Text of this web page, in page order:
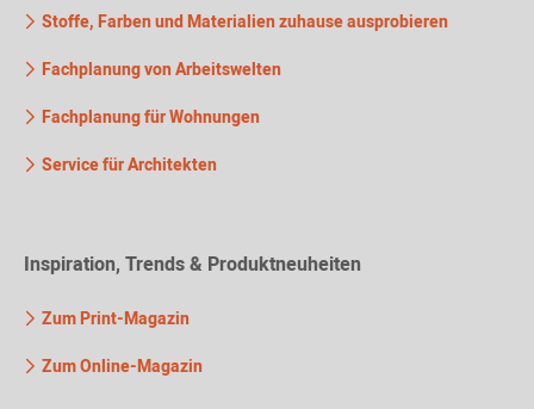
Stoffe, Farben und Materialien zuhause ausprobieren
Fachplanung von Arbeitswelten
Fachplanung für Wohnungen
Service für Architekten
Inspiration, Trends & Produktneuheiten
Zum Print-Magazin
Zum Online-Magazin